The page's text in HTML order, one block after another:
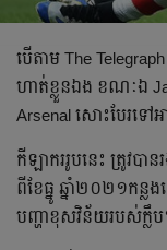
បើ​តាម​ The
ហាត់​ខ្លួន​ឯង​ ខណៈ​ឯ​
Arsenal សោះ​បែរ​ទៅ​
កីឡាករ​រូប​នេះ​ ត្រូវ​បា
ពី​ខែ​ធ្នូ ឆ្នាំ​២០២១កន្
បញ្ហា​ខុស​វិន័យ​របស់​ក្លឹ